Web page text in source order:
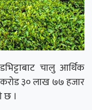
चालु आर्थिक
३० लाख ७७ हजार
छ ।